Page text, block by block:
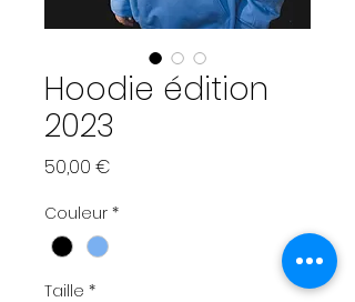
Hoodie édition
2023
50,00 €
Couleur *
Taille *